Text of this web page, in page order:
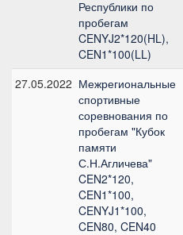
Республики по
пробегам
CENYJ2*120(HL),
CEN1*100(LL)
27.05.2022 Межрегиональные
спортивные
соревнования по
пробегам "Кубок
памяти
С.Н.Агличева"
CEN2*120,
CEN1*100,
CENYJ1*100,
CEN80, CEN40